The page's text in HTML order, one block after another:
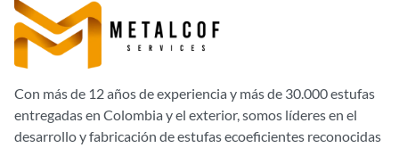
Con más de 12 años de experiencia y más de 30.000 estufas
entregadas en Colombia y el exterior, somos líderes en el
desarrollo y fabricación de estufas ecoeficientes reconocidas